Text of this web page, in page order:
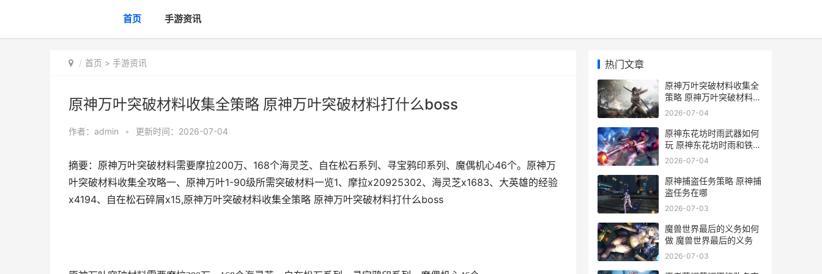
首页 手游资讯
首页 > 手游资讯
原神万叶突破材料收集全策略 原神万叶突破材料打什么boss
作者： admin • 更新时间：2026-07-04
摘要：原神万叶突破材料需要摩拉200万、168个海灵芝、自在松石系列、寻宝鸦印系列、魔偶机心46个。原神万
叶突破材料收集全攻略一、原神万叶1-90级所需突破材料一览1、摩拉x20925302、海灵芝x1683、大英雄的经验
x4194、自在松石碎屑x15,原神万叶突破材料收集全策略 原神万叶突破材料打什么boss
热门文章
原神万叶突破材料收集全
策略 原神万叶突破材料打
什么boss
2026-07-04
原神东花坊时雨武器如何
玩 原神东花坊时雨和铁蜂
刺哪个更适合久岐忍
2026-07-04
原神捕盗任务策略 原神捕
盗任务在哪
2026-07-03
魔兽世界最后的义务如何
做 魔兽世界最后的义务
2026-07-03